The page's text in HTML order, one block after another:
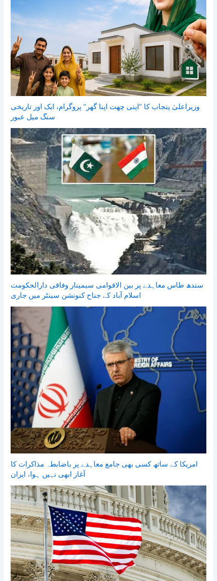
وزیراعلیٰ پنجاب کا ’’اپنی چھت اپنا گھر‘‘ پروگرام، ایک اور تاریخی
سنگ میل عبور
سندھ طاس معاہدے پر بین الاقوامی سیمینار وفاقی دارالحکومت
اسلام آباد کے جناح کنونشن سینٹر میں جاری
امریکا کے ساتھ کسی بھی جامع معاہدے پر باضابطہ مذاکرات کا
آغاز ابھی نہیں ہوا، ایران